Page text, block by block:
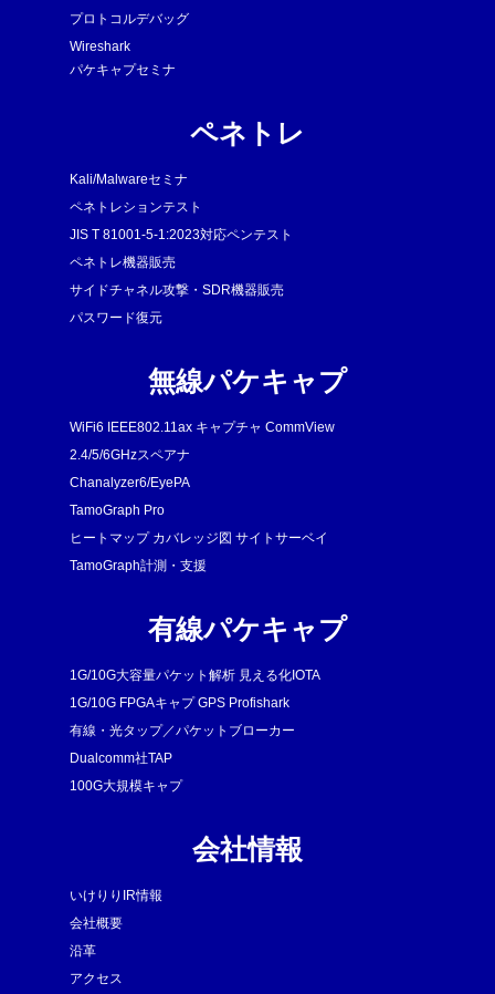
プロトコルデバッグ
Wireshark
パケキャプセミナ
ペネトレ
Kali/Malwareセミナ
ペネトレションテスト
JIS T 81001-5-1:2023対応ペンテスト
ペネトレ機器販売
サイドチャネル攻撃・SDR機器販売
パスワード復元
無線パケキャプ
WiFi6 IEEE802.11ax キャプチャ CommView
2.4/5/6GHzスペアナ
Chanalyzer6/EyePA
TamoGraph Pro
ヒートマップ カバレッジ図 サイトサーベイ
TamoGraph計測・支援
有線パケキャプ
1G/10G大容量パケット解析 見える化IOTA
1G/10G FPGAキャプ GPS Profishark
有線・光タップ／パケットブローカー
Dualcomm社TAP
100G大規模キャプ
会社情報
いけりりIR情報
会社概要
沿革
アクセス